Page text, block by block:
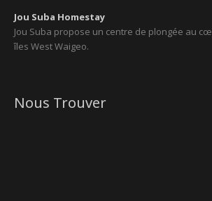
Jou Suba Homestay
Jou Suba propose un centre de plongée au
îles West Waigeo.
Nous Trouver